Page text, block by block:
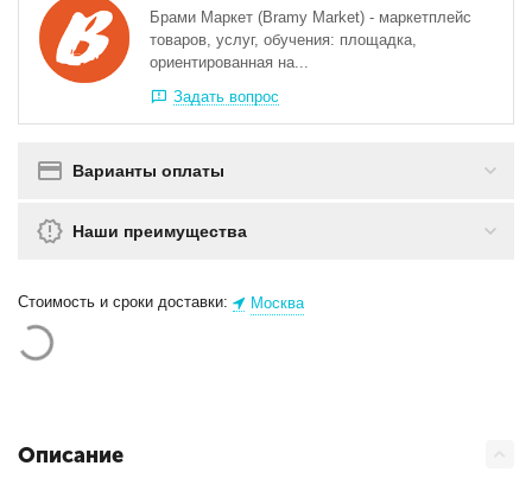
Брами Маркет (Bramy Market) - маркетплейс
товаров, услуг, обучения: площадка,
ориентированная на...
Задать вопрос
Варианты оплаты
Наши преимущества
Стоимость и сроки доставки: Москва
Описание